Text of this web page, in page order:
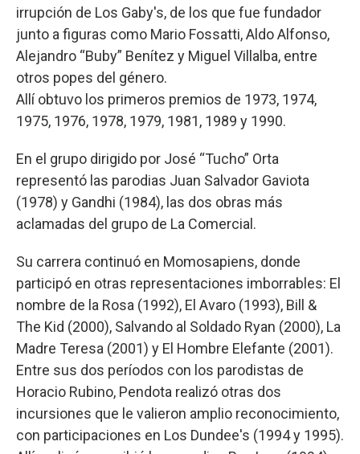
irrupción de Los Gaby's, de los que fue fundador
junto a figuras como Mario Fossatti, Aldo Alfonso,
Alejandro “Buby” Benítez y Miguel Villalba, entre
otros popes del género.
Allí obtuvo los primeros premios de 1973, 1974,
1975, 1976, 1978, 1979, 1981, 1989 y 1990.
En el grupo dirigido por José “Tucho” Orta
representó las parodias Juan Salvador Gaviota
(1978) y Gandhi (1984), las dos obras más
aclamadas del grupo de La Comercial.
Su carrera continuó en Momosapiens, donde
participó en otras representaciones imborrables: El
nombre de la Rosa (1992), El Avaro (1993), Bill &
The Kid (2000), Salvando al Soldado Ryan (2000), La
Madre Teresa (2001) y El Hombre Elefante (2001).
Entre sus dos períodos con los parodistas de
Horacio Rubino, Pendota realizó otras dos
incursiones que le valieron amplio reconocimiento,
con participaciones en Los Dundee's (1994 y 1995).